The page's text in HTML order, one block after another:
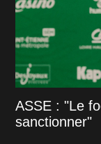
ASSE : "Le
sanctionner"